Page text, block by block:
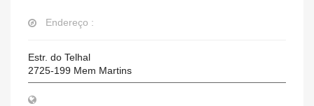
Endereço :
Estr. do Telhal
2725-199 Mem Martins